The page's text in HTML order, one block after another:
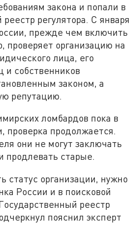
закона и попали в
регулятора. С января
прежде чем включить
проверяет организацию на
лица, его
и собственников
законом, а
репутацию.
ломбардов пока в
проверка продолжается.
они не могут заключать
продлевать старые.
статус организации, нужно
России и в поисковой
реестр
пояснил эксперт